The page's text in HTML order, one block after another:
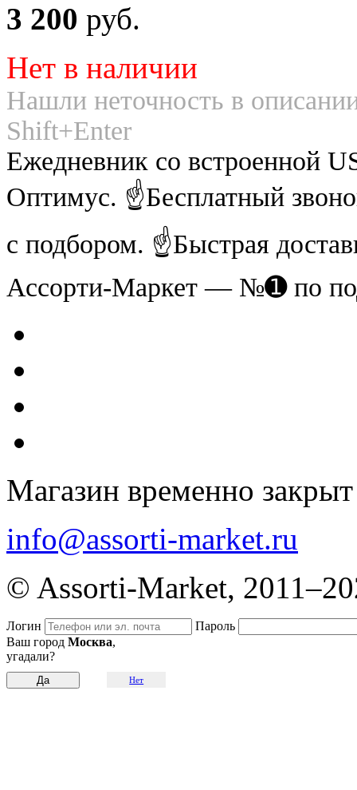
3 200 руб.
Нет в наличии
Нашли неточность в
Shift+Enter
Ежедневник со встроенной
Оптимус. ☝Бесплатный
с подбором. ☝Быстрая
Ассорти-Маркет — №➊ по
Магазин временно закрыт
info@assorti-market.ru
© Assorti-Market,
Логин
Пароль
Ваш город Москва,
угадали?
Нет